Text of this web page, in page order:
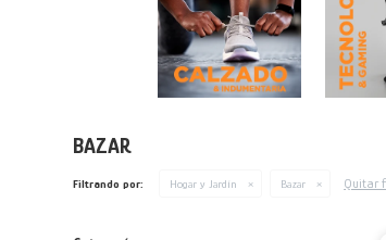
BAZAR
Filtrando por: Hogar y Jardín Bazar Quitar